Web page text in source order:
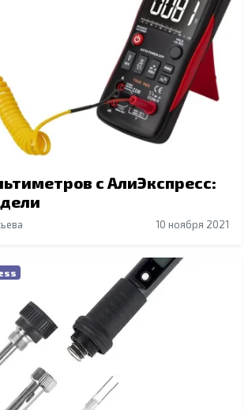
с АлиЭкспресс:
10 ноября 2021